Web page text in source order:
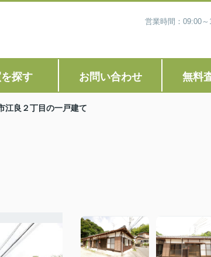
営業時間：09:00
探す お問い合わせ 無料
江良２丁目の一戸建て